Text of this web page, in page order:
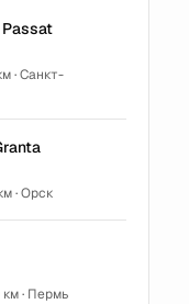
· Санкт-
· Орск
· Пермь